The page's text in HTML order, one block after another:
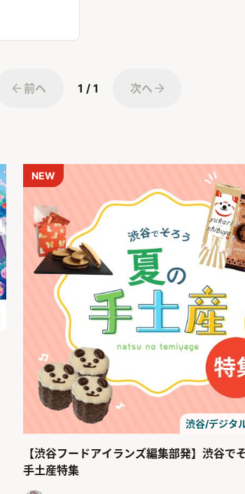
前へ 1 / 1 次へ
NEW
渋谷/デジタ
【渋谷フードアイランズ編集部発】渋谷で
手土産特集